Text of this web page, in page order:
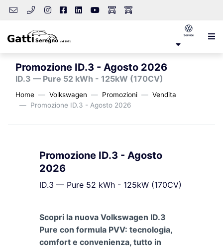
Promozione ID.3 - Agosto 2026
ID.3 — Pure 52 kWh - 125kW (170CV)
Home Volkswagen Promozioni
Vendita
Promozione ID.3 - Agosto 2026
Promozione ID.3 - Agosto
2026
ID.3 — Pure 52 kWh - 125kW (170CV)
Scopri la nuova Volkswagen ID.3
Pure con formula PVV: tecnologia,
comfort e convenienza, tutto in